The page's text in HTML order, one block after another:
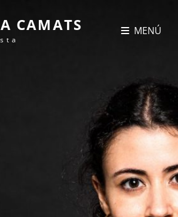
CAMATS MENÚ